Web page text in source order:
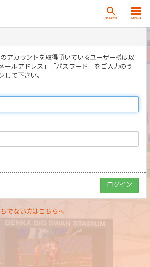
SEARCH MENU
アカウントを取得頂いているユーザー様は以
ールアドレス」「パスワード」をご入力のう
して下さい。
でない方はこちらへ